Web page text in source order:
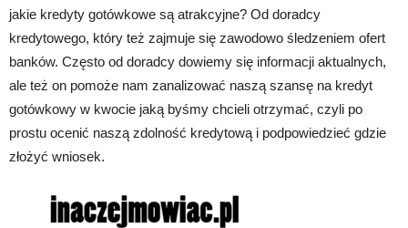
jakie kredyty gotówkowe są atrakcyjne? Od doradcy
kredytowego, który też zajmuje się zawodowo śledzeniem ofert
banków. Często od doradcy dowiemy się informacji aktualnych,
ale też on pomoże nam zanalizować naszą szansę na kredyt
gotówkowy w kwocie jaką byśmy chcieli otrzymać, czyli po
prostu ocenić naszą zdolność kredytową i podpowiedzieć gdzie
złożyć wniosek.